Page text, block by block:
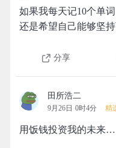
如果我每天记10个单
还是希望自己能够坚
分享
田所浩二
9月26日 0时4分 精
用饭钱投资我的未来